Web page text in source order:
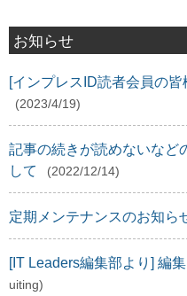
お知らせ
[インプレスID読者会員の
(2023/4/19)
記事の続きが読めないなど
して
(2022/12/14)
定期メンテナンスのお知ら
[IT Leaders編集部より] 編
uiting)